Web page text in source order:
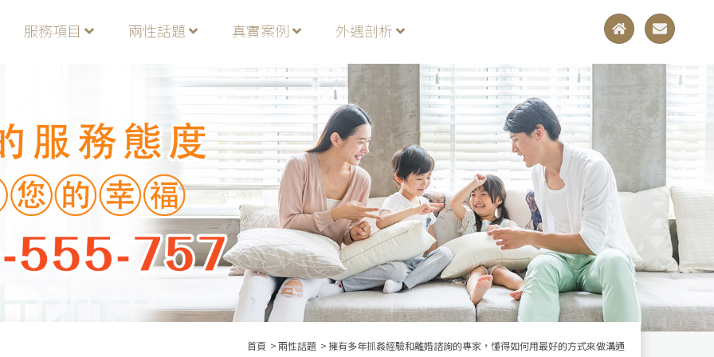
服務項目 兩性話題 真實案例 外遇剖析
首頁 兩性話題 擁有多年抓姦經驗和離婚諮詢的專家，懂得如何用最好的方式來做溝通